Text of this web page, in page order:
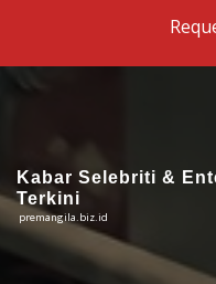
Kabar Selebriti &
Terkini
premangila.biz.id